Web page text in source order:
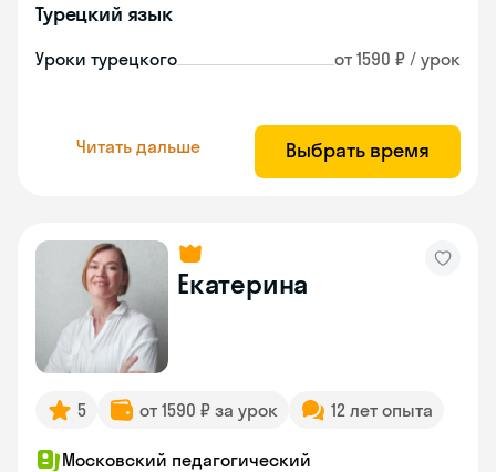
Турецкий язык
Уроки турецкого от 1590 ₽ / урок
Читать дальше Выбрать время
Екатерина
5 от 1590 ₽ за урок 12 лет опыта
Московский педагогический